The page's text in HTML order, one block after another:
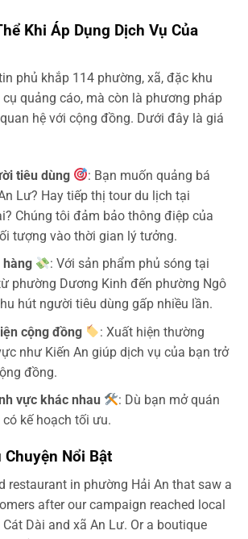
Khi Áp Dụng Dịch Vụ Của
phủ khắp 114 phường, xã, đặc khu
quảng cáo, mà còn là phương pháp
hệ với cộng đồng. Dưới đây là giá
tiêu dùng
: Bạn muốn quảng bá
Lư? Hay tiếp thị tour du lịch tại
Chúng tôi đảm bảo thông điệp của
tượng vào thời gian lý tưởng.
: Với sản phẩm phủ sóng tại
phường Dương Kinh đến phường Ngô
hút người tiêu dùng gấp nhiều lần.
cộng đồng
: Xuất hiện thường
như Kiến An giúp dịch vụ của bạn trở
đồng.
vực khác nhau
: Dù bạn mở quán
kế hoạch tối ưu.
Chuyện Nổi Bật
restaurant in phường Hải An that saw a
after our campaign reached local
Dài and xã An Lư. Or a boutique